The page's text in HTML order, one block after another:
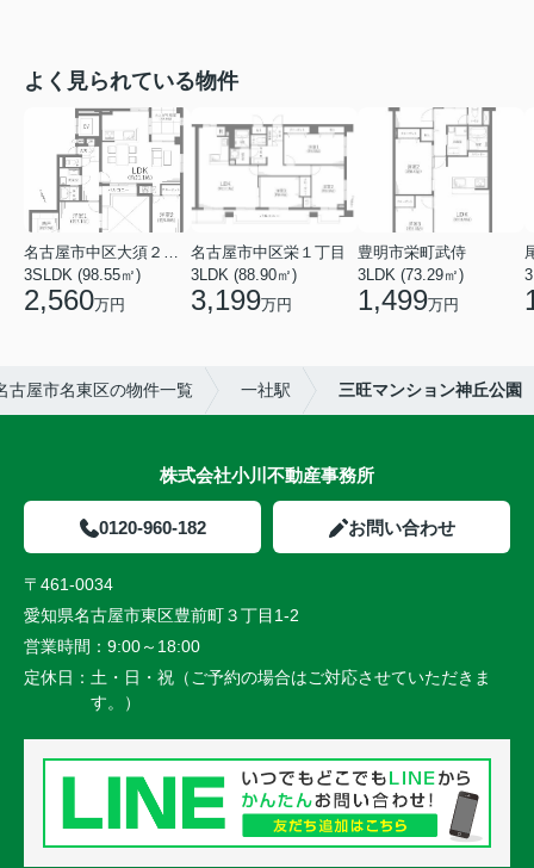
よく見られている物件
3SLDK (98.55㎡)
2,560万円
名古屋市中区栄１丁目
3LDK (88.90㎡)
3,199万円
豊明市栄町武侍
3LDK (73.29㎡)
1,499万円
古屋市名東区の物件一覧 一社駅 三旺マンション神丘公園
株式会社小川不動産事務所
0120-960-182 お問い合わせ
〒461-0034
愛知県名古屋市東区豊前町３丁目1-2
営業時間： 9:00～18:00
定休日： 土・日・祝（ご予約の場合はご対応させていただきま
す。）